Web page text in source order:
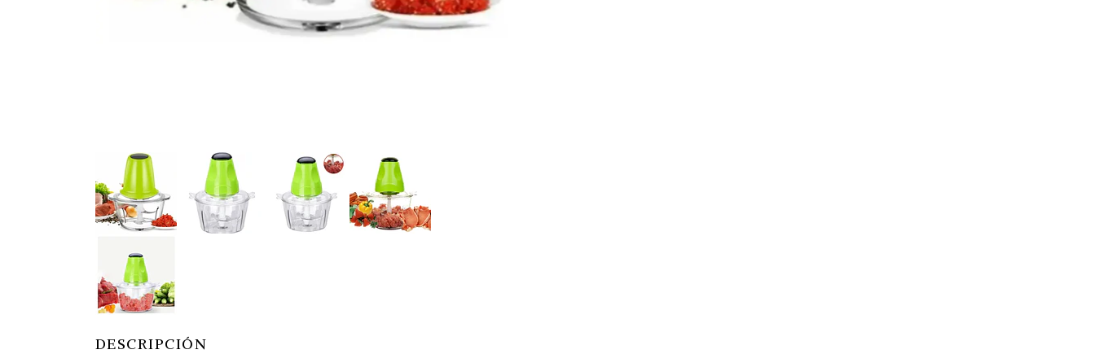
DESCRIPCIÓN